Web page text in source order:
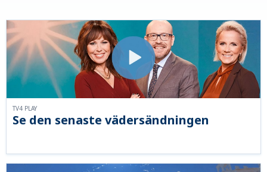
Se den senaste vädersändningen
TV4 PLAY